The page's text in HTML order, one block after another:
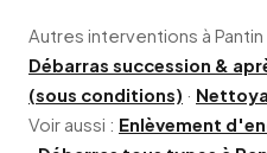
Autres interventions à Pantin
Débarras succession &
(sous conditions) ·
Voir aussi : Enlèvement